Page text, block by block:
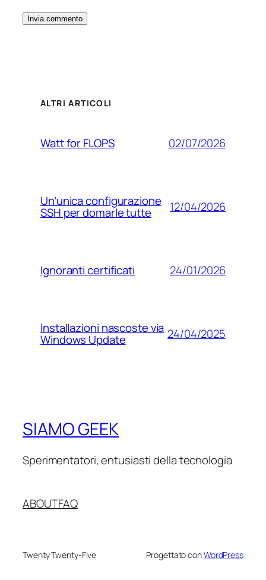
ALTRI ARTICOLI
Watt for FLOPS 02/07/2026
Un’unica configurazione
SSH per domarle tutte 12/04/2026
Ignoranti certificati 24/01/2026
Installazioni nascoste via
Windows Update 24/04/2025
SIAMO GEEK
Sperimentatori, entusiasti della tecnologia
ABOUTFAQ
Twenty Twenty-Five Progettato conWordPress